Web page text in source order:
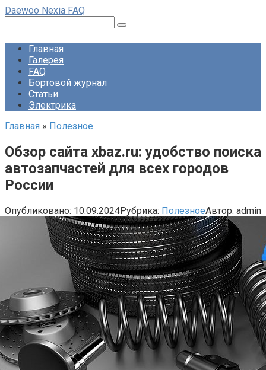
Перейти
контенту
Daewoo Nexia FAQ
Главная
Галерея
FAQ
Бортовой журнал
Статьи
Электрика
Главная » Полезное
Обзор сайта xbaz.ru: удобство поиска
автозапчастей для всех городов
России
Опубликовано: 10.09.2024Рубрика: ПолезноеАвтор: admin